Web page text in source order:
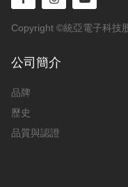
Copyright ©統亞電子科技
公司簡介
品牌
歷史
品質與認證